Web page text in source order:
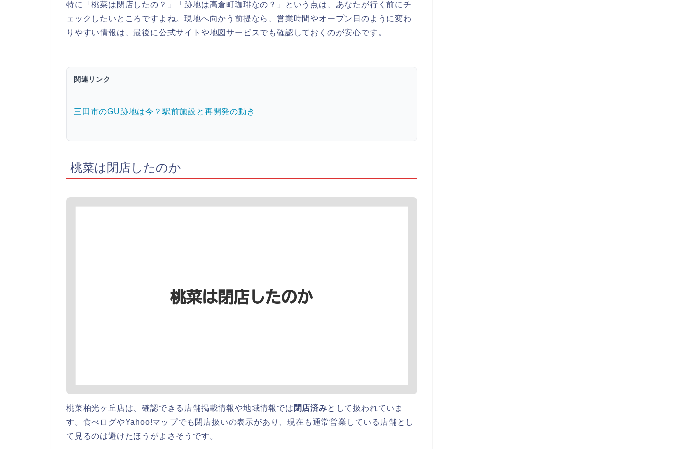
特に「桃菜は閉店したの？」「跡地は高倉町珈琲なの？」という点は、あなたが行く前にチ
ェックしたいところですよね。現地へ向かう前提なら、営業時間やオープン日のように変わ
りやすい情報は、最後に公式サイトや地図サービスでも確認しておくのが安心です。
関連リンク
三田市のGU跡地は今？駅前施設と再開発の動き
桃菜は閉店したのか
桃菜柏光ヶ丘店は、確認できる店舗掲載情報や地域情報では 閉店済みとして扱われていま
す。食べログやYahoo!マップでも閉店扱いの表示があり、現在も通常営業している店舗とし
て見るのは避けたほうがよさそうです。